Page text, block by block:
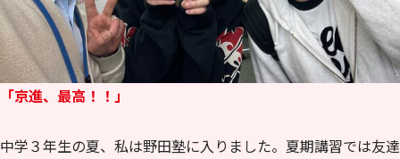
「京進、最高！！」
中学３年生の夏、私は野田塾に入りました。夏期講習では友達